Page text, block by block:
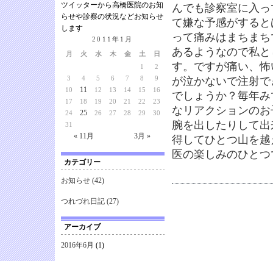
んでも診察室に入
て嫌な予感がする
って痛みはまちま
あるようなので私
す。ですが痛い、
が泣かないで注射
でしょうか？毎年
なリアクションの
腕を出したりして
得してひとつ山を
医の楽しみのひと
ツイッターから高橋医院のお知
らせや診察の状況などお知らせ
します
2011年1月
月
火 水 木 金 土 日
« 11月 3月 »
1
2
3
4 5 6 7 8
9
10
11 12 13 14 15
16
17
18 19 20 21 22
23
24
25 26 27 28 29
30
31
カテゴリー
お知らせ (42)
つれづれ日記 (27)
アーカイブ
2016年6月 (1)